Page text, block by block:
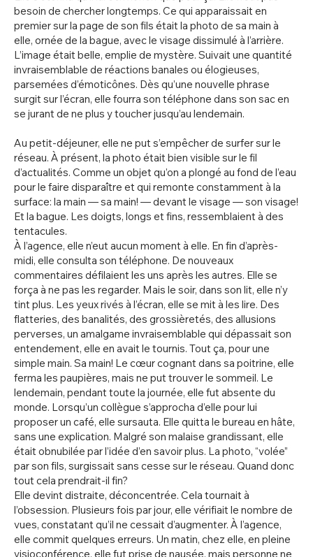
besoin de chercher longtemps. Ce qui apparaissait en
premier sur la page de son fils était la photo de sa main à
elle, ornée de la bague, avec le visage dissimulé à l’arrière.
L’image était belle, emplie de mystère. Suivait une quantité
invraisemblable de réactions banales ou élogieuses,
parsemées d’émoticônes. Dès qu’une nouvelle phrase
surgit sur l’écran, elle fourra son téléphone dans son sac en
se jurant de ne plus y toucher jusqu’au lendemain.
Au petit-déjeuner, elle ne put s’empêcher de surfer sur le
réseau. À présent, la photo était bien visible sur le fil
d’actualités. Comme un objet qu’on a plongé au fond de l’eau
pour le faire disparaître et qui remonte constamment à la
surface: la main — sa main! — devant le visage — son visage!
Et la bague. Les doigts, longs et fins, ressemblaient à des
tentacules.
À l’agence, elle n’eut aucun moment à elle. En fin d’après-
midi, elle consulta son téléphone. De nouveaux
commentaires défilaient les uns après les autres. Elle se
força à ne pas les regarder. Mais le soir, dans son lit, elle n’y
tint plus. Les yeux rivés à l’écran, elle se mit à les lire. Des
flatteries, des banalités, des grossièretés, des allusions
perverses, un amalgame invraisemblable qui dépassait son
entendement, elle en avait le tournis. Tout ça, pour une
simple main. Sa main! Le cœur cognant dans sa poitrine, elle
ferma les paupières, mais ne put trouver le sommeil. Le
lendemain, pendant toute la journée, elle fut absente du
monde. Lorsqu’un collègue s’approcha d’elle pour lui
proposer un café, elle sursauta. Elle quitta le bureau en hâte,
sans une explication. Malgré son malaise grandissant, elle
était obnubilée par l’idée d’en savoir plus. La photo, “volée”
par son fils, surgissait sans cesse sur le réseau. Quand donc
tout cela prendrait-il fin?
Elle devint distraite, déconcentrée. Cela tournait à
l’obsession. Plusieurs fois par jour, elle vérifiait le nombre de
vues, constatant qu’il ne cessait d’augmenter. À l’agence,
elle commit quelques erreurs. Un matin, chez elle, en pleine
visioconférence, elle fut prise de nausée, mais personne ne